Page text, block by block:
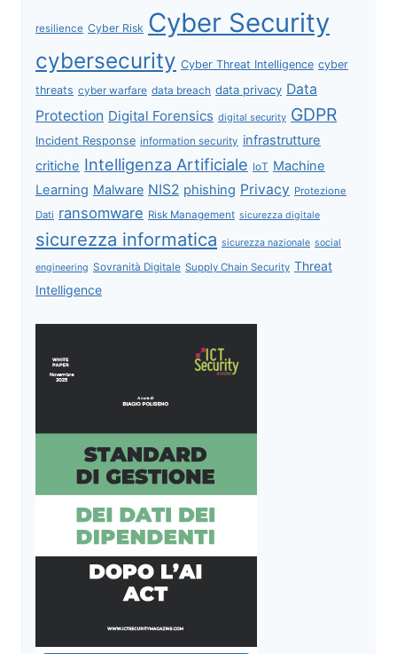
resilience Cyber Risk Cyber Security
cybersecurity Cyber Threat Intelligence cyber
threats cyber warfare data breach data privacy Data
Protection Digital Forensics digital security GDPR
Incident Response information security infrastrutture
critiche Intelligenza Artificiale IoT Machine
Learning Malware NIS2 phishing Privacy Protezione
Dati ransomware Risk Management sicurezza digitale
sicurezza informatica sicurezza nazionale social
engineering Sovranità Digitale Supply Chain Security Threat
Intelligence